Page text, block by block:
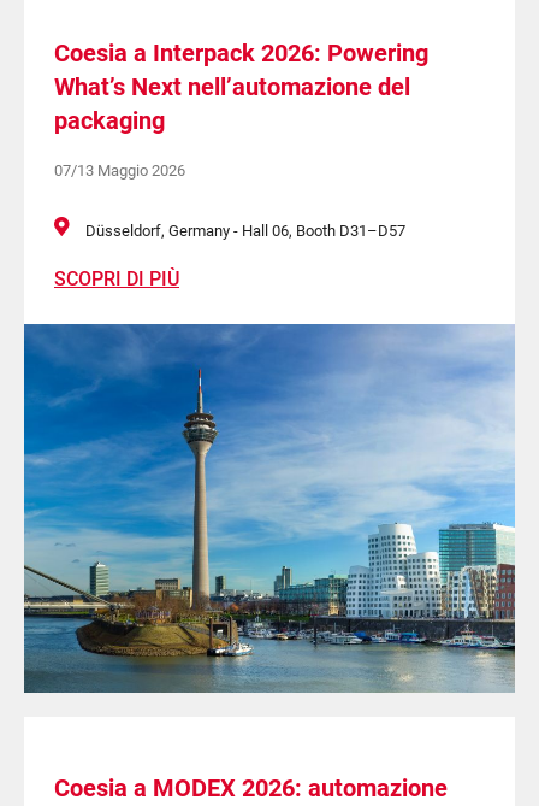
Coesia a Interpack 2026: Powering
What’s Next nell’automazione del
packaging
07/13 Maggio 2026
Düsseldorf, Germany - Hall 06, Booth D31–D57
SCOPRI DI PIÙ
Coesia a MODEX 2026: automazione